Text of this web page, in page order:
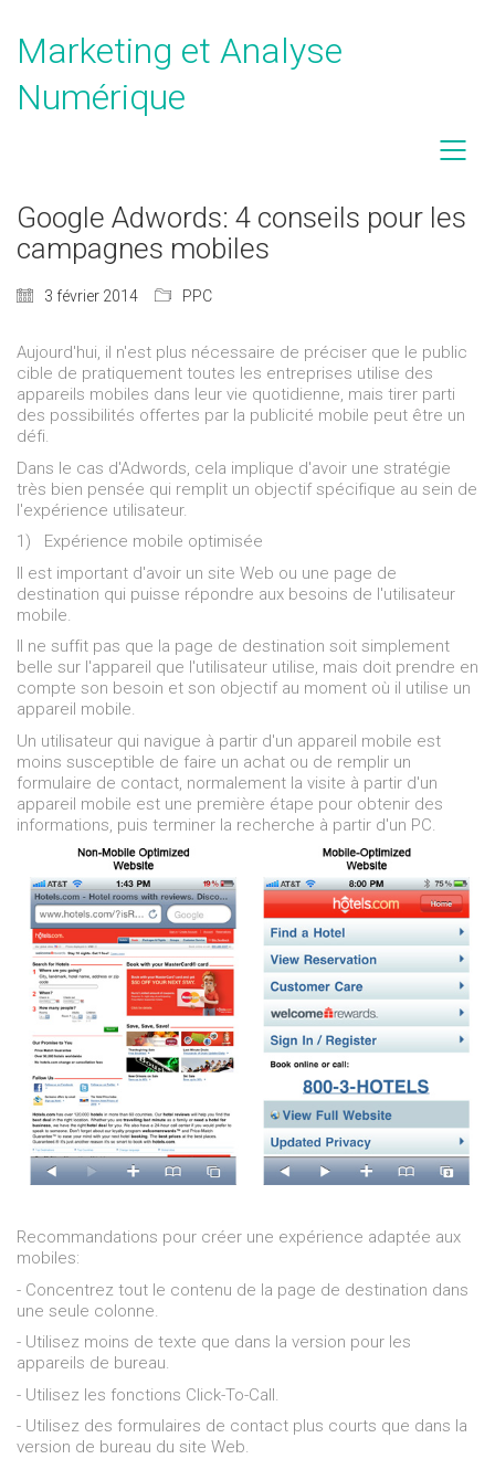
Marketing et Analyse
Numérique
Google Adwords: 4 conseils pour les
campagnes mobiles
3 février 2014 PPC
Aujourd'hui, il n'est plus nécessaire de préciser que le public
cible de pratiquement toutes les entreprises utilise des
appareils mobiles dans leur vie quotidienne, mais tirer parti
des possibilités offertes par la publicité mobile peut être un
défi.
Dans le cas d'Adwords, cela implique d'avoir une stratégie
très bien pensée qui remplit un objectif spécifique au sein de
l'expérience utilisateur.
1) Expérience mobile optimisée
Il est important d'avoir un site Web ou une page de
destination qui puisse répondre aux besoins de l'utilisateur
mobile.
Il ne suffit pas que la page de destination soit simplement
belle sur l'appareil que l'utilisateur utilise, mais doit prendre en
compte son besoin et son objectif au moment où il utilise un
appareil mobile.
Un utilisateur qui navigue à partir d'un appareil mobile est
moins susceptible de faire un achat ou de remplir un
formulaire de contact, normalement la visite à partir d'un
appareil mobile est une première étape pour obtenir des
informations, puis terminer la recherche à partir d'un PC.
Recommandations pour créer une expérience adaptée aux
mobiles:
- Concentrez tout le contenu de la page de destination dans
une seule colonne.
- Utilisez moins de texte que dans la version pour les
appareils de bureau.
- Utilisez les fonctions Click-To-Call.
- Utilisez des formulaires de contact plus courts que dans la
version de bureau du site Web.